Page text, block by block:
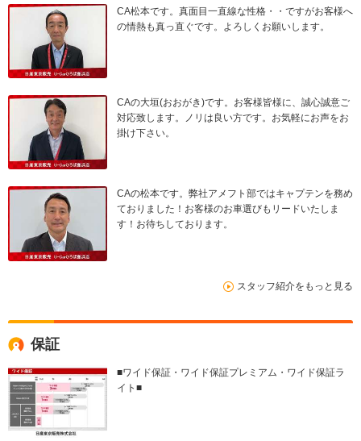
CA松本です。真面目一直線な性格・・ですがお客様へ
の情熱も真っ直ぐです。よろしくお願いします。
CAの大垣(おおがき)です。お客様皆様に、誠心誠意ご
対応致します。ノリは良い方です。お気軽にお声をお
掛け下さい。
CAの松本です。弊社アメフト部ではキャプテンを務め
ておりました！お客様のお車選びもリードいたしま
す！お待ちしております。
スタッフ紹介をもっと見る
保証
■ワイド保証・ワイド保証プレミアム・ワイド保証ラ
イト■